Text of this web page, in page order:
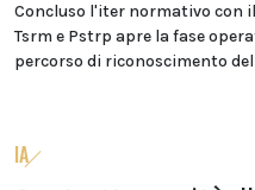
Concluso l'iter normativo con
Tsrm e Pstrp apre la fase
percorso di riconoscimento
IA